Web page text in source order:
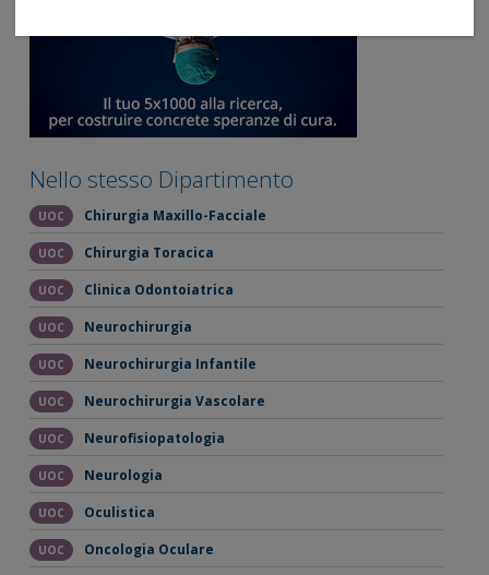
Nello stesso Dipartimento
UOC Chirurgia Maxillo-Facciale
UOC Chirurgia Toracica
UOC Clinica Odontoiatrica
UOC Neurochirurgia
UOC Neurochirurgia Infantile
UOC Neurochirurgia Vascolare
UOC Neurofisiopatologia
UOC Neurologia
UOC Oculistica
UOC Oncologia Oculare